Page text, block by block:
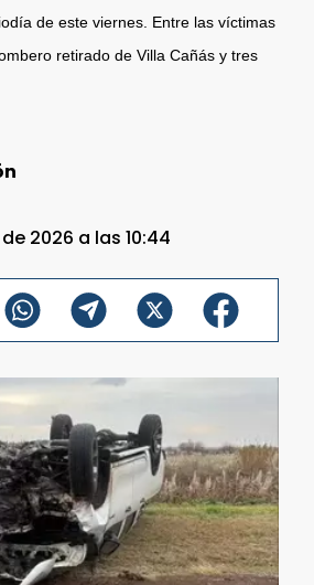
de este viernes. Entre las víctimas
retirado de Villa Cañás y tres
2026 a las 10:44